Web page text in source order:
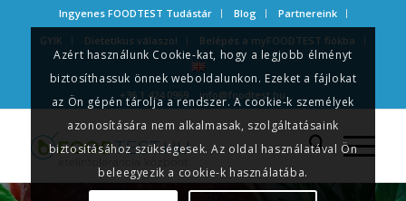
Ingyenes FOODTEST Tudástár Blog
Partnereink
GYIK
Dietetikus válaszol Belépés a myFOODTEST fiókba
+36 1 424 0969 info@foodtest.hu
Azért használunk Cookie-kat, hogy a legjobb élményt
biztosíthassuk önnek weboldalunkon. Ezeket a fájlokat
az Ön gépén tárolja a rendszer. A cookie-k személyek
azonosítására nem alkalmasak, szolgáltatásaink
biztosításához szükségesek. Az oldal használatával Ön
beleegyezik a cookie-k használatába.